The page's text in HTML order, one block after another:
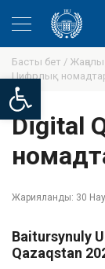
Open
Басты бет /
Цифрлық
Digital
Жарияланды: 30
Baitursynuly
Qazaqstan